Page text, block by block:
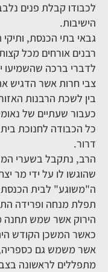
לכבודו קבלת פנים
הישיבות.
גבאי בתי הכנסת,
רבנים אורחים מכל
לדברי ברכה שהשמיעו
צבי חרות אשר הדגיש
בין לשכת הרבנות
כעבור שעתיים של
כל הכבודה לחנוכת
דרור.
הרב, נתקבל בשערי
שהוגשו לו על ידי מר
ה"משוגע" לבית
תפלת מנחה ופרידה
הירוק אשר שמש תחנה
כאשר המשכן הקודש
אשר משמש גם כספריה,
מתפללים לראשונה